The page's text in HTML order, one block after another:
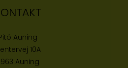
Auning
10A
Auning